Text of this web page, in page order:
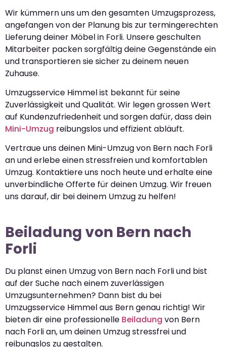
Wir kümmern uns um den gesamten Umzugsprozess,
angefangen von der Planung bis zur termingerechten
Lieferung deiner Möbel in Forli. Unsere geschulten
Mitarbeiter packen sorgfältig deine Gegenstände ein
und transportieren sie sicher zu deinem neuen
Zuhause.
Umzugsservice Himmel ist bekannt für seine
Zuverlässigkeit und Qualität. Wir legen grossen Wert
auf Kundenzufriedenheit und sorgen dafür, dass dein
Mini-Umzug reibungslos und effizient abläuft.
Vertraue uns deinen Mini-Umzug von Bern nach Forli
an und erlebe einen stressfreien und komfortablen
Umzug. Kontaktiere uns noch heute und erhalte eine
unverbindliche Offerte für deinen Umzug. Wir freuen
uns darauf, dir bei deinem Umzug zu helfen!
Beiladung von Bern nach
Forli
Du planst einen Umzug von Bern nach Forli und bist
auf der Suche nach einem zuverlässigen
Umzugsunternehmen? Dann bist du bei
Umzugsservice Himmel aus Bern genau richtig! Wir
bieten dir eine professionelle Beiladung von Bern
nach Forli an, um deinen Umzug stressfrei und
reibungslos zu gestalten.